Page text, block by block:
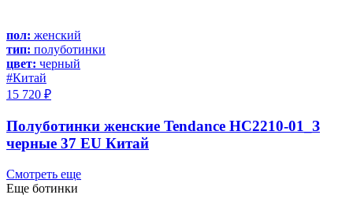
пол: женский
тип: полуботинки
цвет: черный
#Китай
15 720 ₽
Полуботинки женские Tendance HC2210-01_З
черные 37 EU Китай
Смотреть еще
Еще ботинки